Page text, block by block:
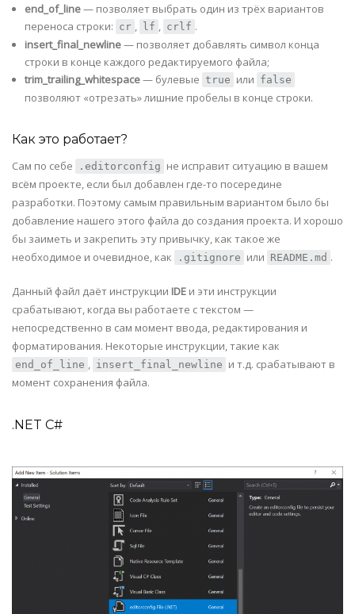
end_of_line— позволяет выбрать один из трёх вариантов
переноса строки: cr , lf , crlf .
insert_final_newline— позволяет добавлять символ конца
строки в конце каждого редактируемого файла;
trim_trailing_whitespace— булевые true или false
позволяют «отрезать» лишние пробелы в конце строки.
Как это работает?
Сам по себе .editorconfig не исправит ситуацию в вашем
всём проекте, если был добавлен где-то посередине
разработки. Поэтому самым правильным вариантом было бы
добавление нашего этого файла до создания проекта. И хорошо
бы заиметь и закрепить эту привычку, как такое же
необходимое и очевидное, как
.gitignore или README.md .
Данный файл даёт инструкции IDE и эти инструкции
срабатывают, когда вы работаете с текстом —
непосредственно в сам момент ввода, редактирования и
форматирования. Некоторые инструкции, такие как
end_of_line , insert_final_newline и т.д. срабатывают в
момент сохранения файла.
.NET C#